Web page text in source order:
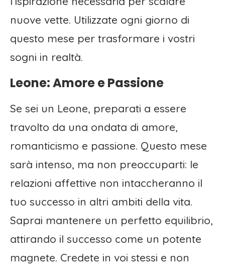
nuove vette. Utilizzate ogni giorno di
questo mese per trasformare i vostri
sogni in realtà.
Leone: Amore e Passione
Se sei un Leone, preparati a essere
travolto da una ondata di amore,
romanticismo e passione. Questo mese
sarà intenso, ma non preoccuparti: le
relazioni affettive non intaccheranno il
tuo successo in altri ambiti della vita.
Saprai mantenere un perfetto equilibrio,
attirando il successo come un potente
magnete. Credete in voi stessi e non